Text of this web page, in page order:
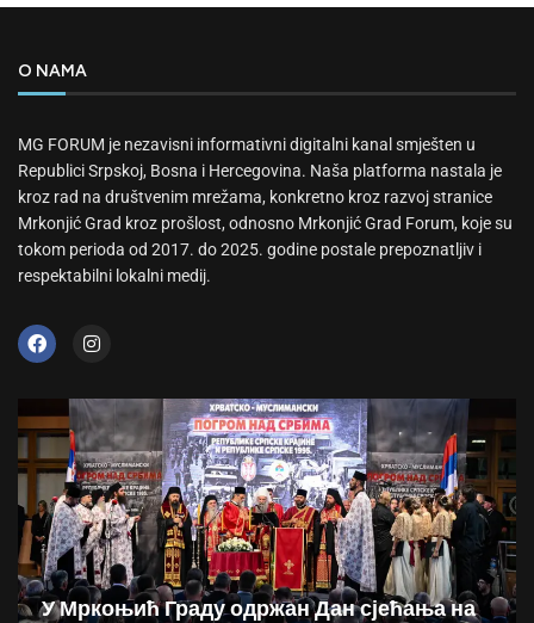
O NAMA
MG FORUM je nezavisni informativni digitalni kanal smješten u
Republici Srpskoj, Bosna i Hercegovina. Naša platforma nastala je
kroz rad na društvenim mrežama, konkretno kroz razvoj stranice
Mrkonjić Grad kroz prošlost, odnosno Mrkonjić Grad Forum, koje su
tokom perioda od 2017. do 2025. godine postale prepoznatljiv i
respektabilni lokalni medij.
У Мркоњић Граду одржан Дан сјећања на